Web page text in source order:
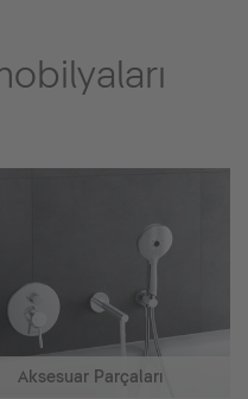
Aksesuar Parçaları